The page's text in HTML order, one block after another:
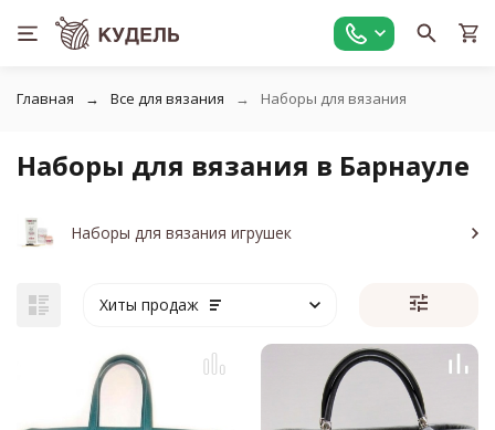
Главная Все для вязания Наборы для вязания
Наборы для вязания в Барнауле
Наборы для вязания игрушек
Хиты продаж